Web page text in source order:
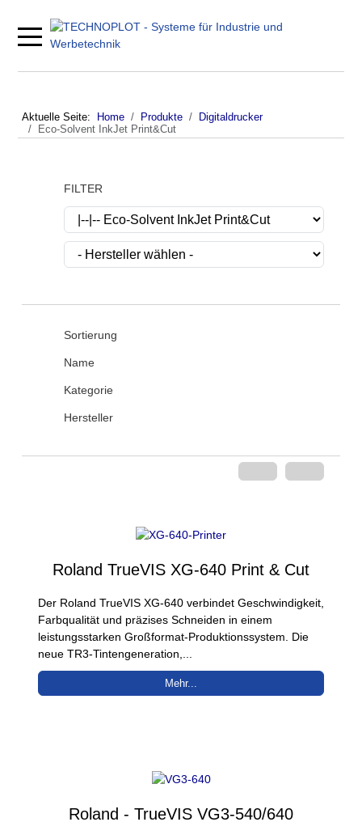
Mobile Menu Toggle
Aktuelle Seite: Home Produkte
Digitaldrucker
Eco-Solvent InkJet Print&Cut
FILTER
Sortierung
Name
Kategorie
Hersteller
Roland TrueVIS XG-640 Print & Cut
Der Roland TrueVIS XG-640 verbindet Geschwindigkeit,
Farbqualität und präzises Schneiden in einem
leistungsstarken Großformat-Produktionssystem. Die
neue TR3-Tinten­generation,...
Mehr...
Roland - TrueVIS VG3-540/640